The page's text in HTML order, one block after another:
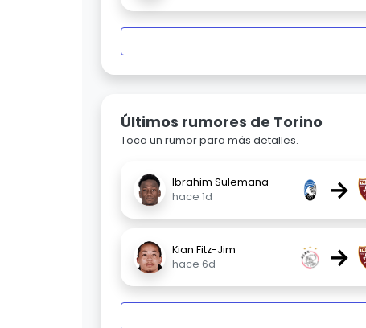
Últimos rumores de Torino
Toca un rumor para más detalles.
Ibrahim Sulemana
hace 1d
→
Kian Fitz-Jim
hace 6d
→